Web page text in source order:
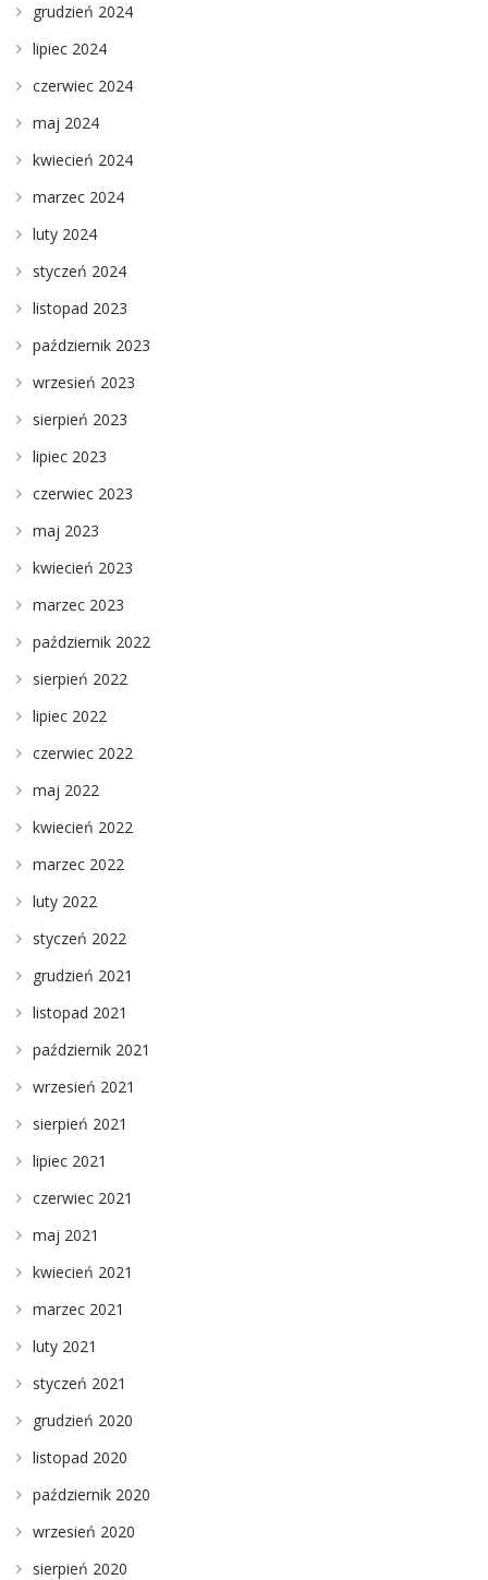
grudzień 2024
lipiec 2024
czerwiec 2024
maj 2024
kwiecień 2024
marzec 2024
luty 2024
styczeń 2024
listopad 2023
październik 2023
wrzesień 2023
sierpień 2023
lipiec 2023
czerwiec 2023
maj 2023
kwiecień 2023
marzec 2023
październik 2022
sierpień 2022
lipiec 2022
czerwiec 2022
maj 2022
kwiecień 2022
marzec 2022
luty 2022
styczeń 2022
grudzień 2021
listopad 2021
październik 2021
wrzesień 2021
sierpień 2021
lipiec 2021
czerwiec 2021
maj 2021
kwiecień 2021
marzec 2021
luty 2021
styczeń 2021
grudzień 2020
listopad 2020
październik 2020
wrzesień 2020
sierpień 2020